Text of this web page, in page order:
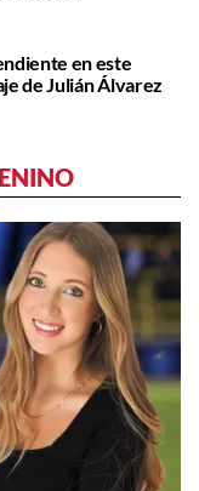
en este
de Julián Álvarez